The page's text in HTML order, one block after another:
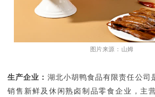
图片来源：山姆
生产企业： 湖北小胡鸭食品有限责任公司
销售新鲜及休闲熟卤制品零食企业，主